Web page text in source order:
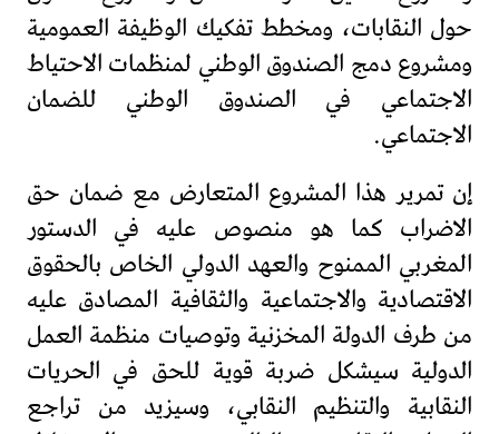
حول النقابات، ومخطط تفكيك الوظيفة العمومية
ومشروع دمج الصندوق الوطني لمنظمات الاحتياط
الاجتماعي في الصندوق الوطني للضمان
الاجتماعي.
إن تمرير هذا المشروع المتعارض مع ضمان حق
الاضراب كما هو منصوص عليه في الدستور
المغربي الممنوح والعهد الدولي الخاص بالحقوق
الاقتصادية والاجتماعية والثقافية المصادق عليه
من طرف الدولة المخزنية وتوصيات منظمة العمل
الدولية سيشكل ضربة قوية للحق في الحريات
النقابية والتنظيم النقابي، وسيزيد من تراجع